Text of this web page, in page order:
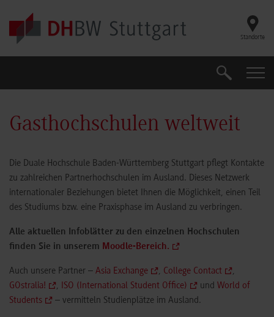
Skip to main content
Standorte
Suche
Gasthochschulen weltweit
Die Duale Hochschule Baden-Württemberg Stuttgart pflegt Kontakte
zu zahlreichen Partnerhochschulen im Ausland. Dieses Netzwerk
internationaler Beziehungen bietet Ihnen die Möglichkeit, einen Teil
des Studiums bzw. eine Praxisphase im Ausland zu verbringen.
Alle aktuellen Infoblätter zu den einzelnen Hochschulen
finden Sie in unserem Moodle-Bereich.
Auch unsere Partner – Asia Exchange , College Contact
,
GOstralia!
, ISO (International Student Office) und World of
Students
– vermitteln Studienplätze im Ausland.